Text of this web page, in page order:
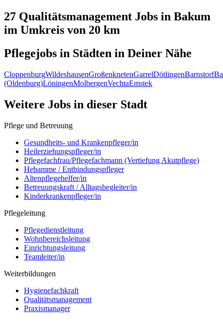
27 Qualitätsmanagement Jobs in Bakum
im Umkreis von 20 km
Pflegejobs in Städten in Deiner Nähe
CloppenburgWildeshausenGroßenknetenGarrelDötlingenBarnstorf
(Oldenburg)LöningenMolbergenVechtaEmstek
Weitere Jobs in dieser Stadt
Pflege und Betreuung
Gesundheits- und Krankenpfleger/in
Heilerziehungspfleger/in
Pflegefachfrau/Pflegefachmann (Vertiefung Akutpflege)
Hebamme / Entbindungspfleger
Altenpflegehelfer/in
Betreuungskraft / Alltagsbegleiter/in
Kinderkrankenpfleger/in
Pflegeleitung
Pflegedienstleitung
Wohnbereichsleitung
Einrichtungsleitung
Teamleiter/in
Weiterbildungen
Hygienefachkraft
Qualitätsmanagement
Praxismanager